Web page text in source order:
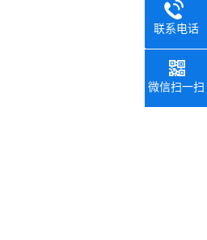
联系电话
微信扫一扫